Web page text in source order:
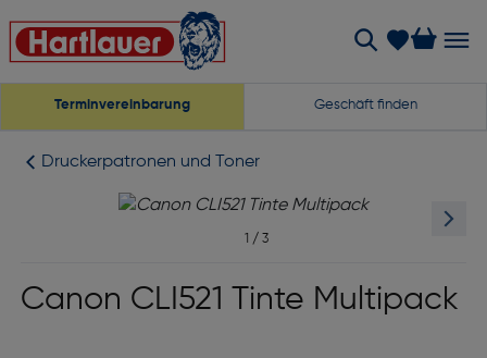
Terminvereinbarung Geschäft finden
Druckerpatronen und Toner
1 / 3
Canon CLI521 Tinte Multipack